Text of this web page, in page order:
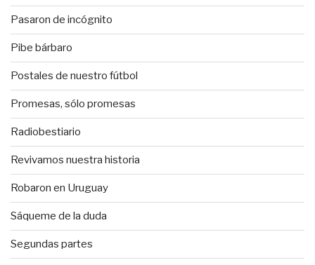
Pasaron de incógnito
Pibe bárbaro
Postales de nuestro fútbol
Promesas, sólo promesas
Radiobestiario
Revivamos nuestra historia
Robaron en Uruguay
Sáqueme de la duda
Segundas partes